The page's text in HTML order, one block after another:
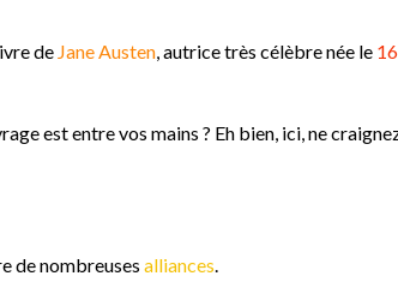
de Jane Austen , autrice très célèbre née le
est entre vos mains ? Eh bien, ici, ne
de nombreuses alliances